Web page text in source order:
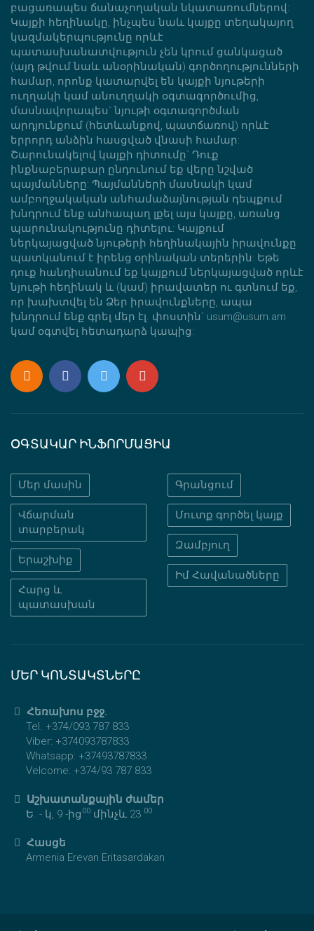
բացառապես ճանաչողական նկատառումներով:
Կայքի հեղինակը, ինչպես նաև կայքը տեղակայող
կազմակերպությունը որևէ
պատասխանատվություն չեն կրում ցանկացած
(այդ թվում նաև անօրինական) գործողությունների
համար, որոնք կատարվել են կայքի նյութերի
ուղղակի կամ անուղղակի օգտագործումից,
մասնավորապես` նյութի օգտագործման
արդյունքում (հետևանքով, պատճառով) որևէ
երրորդ անձին հասցված վնասի համար:
Շարունակելով կայքի դիտումը` Դուք
ինքնաբերաբար ընդունում եք վերը նշված
պայմանները: Պայմանների մասնակի կամ
ամբողջակական անհամաձայնության դեպքում
խնդրում ենք անհապաղ լքել այս կայքը, առանց
պարունակությունը դիտելու: Կայքում
ներկայացված նյութերի հեղինակային իրավունքը
պատկանում է իրենց օրինական տերերին: Եթե
դուք հանդիսանում եք կայքում ներկայացված որևէ
նյութի հեղինակ և (կամ) իրավատեր ու գտնում եք,
որ խախտվել են Ձեր իրավունքները, ապա
խնդրում ենք գրել մեր էլ. փոստին` usum@usum.am
կամ օգտվել հետադարձ կապից:
ՕԳՏԱԿԱՐ ԻՆՖՈՐՄԱՑԻԱ
Մեր մասին
Վճարման
տարբերակ
Երաշխիք
Հարց և
պատասխան
Գրանցում
Մուտք գործել կայք
Զամբյուղ
Իմ Հավանածները
ՄԵՐ ԿՈՆՏԱԿՏՆԵՐԸ
Հեռախոս բջջ.
Tel. +374/093 787 833
Viber: +374093787833
Whatsapp: +37493787833
Velcome: +374/93 787 833
Աշխատանքային ժամեր
Ե. - կ, 9 -ից 00 մինչև 23 00
Հասցե
Armenia Erevan Eritasardakan